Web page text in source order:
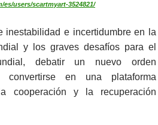
users/scartmyart-3524821/
inestabilidad e incertidumbre en la
y los graves desafíos para el
debatir un nuevo orden
convertirse en una plataforma
cooperación y la recuperación